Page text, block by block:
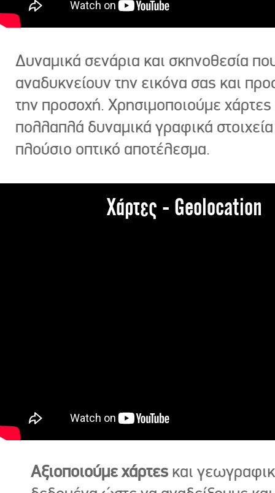
Δυναμικά σενάρια και σκηνοθεσία
αναδυκνείουν την εικόνα σας και
την προσοχή. Χρησιμοποιούμε χάρτες
πολλαπλά δυναμικά γραφικά στοιχεία
πλούσιο οπτικό αποτέλεσμα.
Χάρτες - Geolocation
Αξιοποιούμε χάρτες και